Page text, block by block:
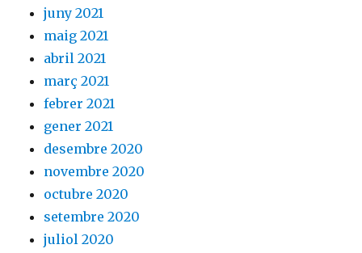
juny 2021
maig 2021
abril 2021
març 2021
febrer 2021
gener 2021
desembre 2020
novembre 2020
octubre 2020
setembre 2020
juliol 2020